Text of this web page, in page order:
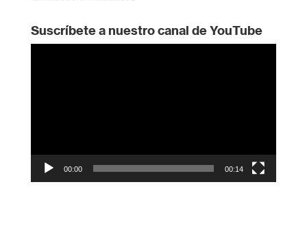
Suscríbete a nuestro canal de YouTube
00:00 00:14